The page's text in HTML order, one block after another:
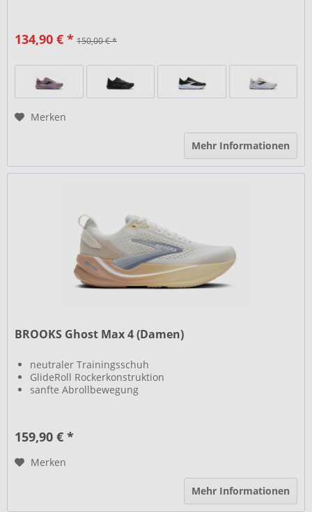
134,90 € * 150,00 € *
Merken
Mehr Informationen
BROOKS Ghost Max 4 (Damen)
neutraler Trainingsschuh
GlideRoll Rockerkonstruktion
sanfte Abrollbewegung
159,90 € *
Merken
Mehr Informationen